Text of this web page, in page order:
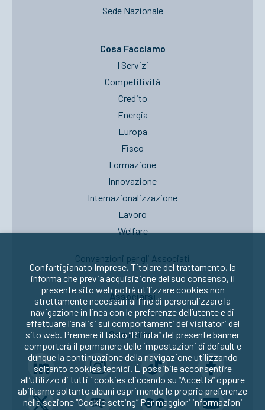
Sede Nazionale
Cosa Facciamo
I Servizi
Competitività
Credito
Energia
Europa
Fisco
Formazione
Innovazione
Internazionalizzazione
Lavoro
Welfare
Convenzioni per gli Associati
Associarsi
Seguici su:
Confartigianato Imprese, Titolare del trattamento, la
informa che previa acquisizione del suo consenso, il
presente sito web potrà utilizzare cookies non
strettamente necessari al fine di personalizzare la
navigazione in linea con le preferenze dell’utente e di
effettuare l’analisi sui comportamenti dei visitatori del
sito web. Premere il tasto “Rifiuta” del presente banner
comporterà il permanere delle impostazioni di default e
dunque la continuazione della navigazione utilizzando
soltanto cookies tecnici. È possibile acconsentire
all’utilizzo di tutti i cookies cliccando su “Accetta” oppure
abilitarne soltanto alcuni esprimendo le proprie preferenze
nella sezione “Cookie setting” Per maggiori informazioni